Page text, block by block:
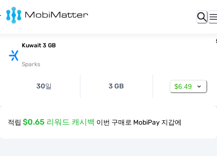
Kuwait 3 GB
Sparks
30일 3 GB $6.49
적립 $0.65 리워드 캐시백 이번 구매로 MobiPay 지갑에